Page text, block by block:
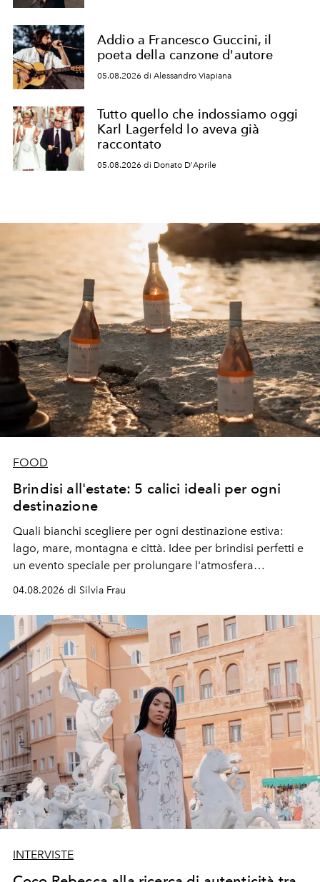
Addio a Francesco Guccini, il
poeta della canzone d'autore
05.08.2026 di Alessandro Viapiana
Tutto quello che indossiamo oggi
Karl Lagerfeld lo aveva già
raccontato
05.08.2026 di Donato D'Aprile
FOOD
Brindisi all'estate: 5 calici ideali per ogni
destinazione
Quali bianchi scegliere per ogni destinazione estiva:
lago, mare, montagna e città. Idee per brindisi perfetti e
un evento speciale per prolungare l'atmosfera
04.08.2026 di Silvia Frau
INTERVISTE